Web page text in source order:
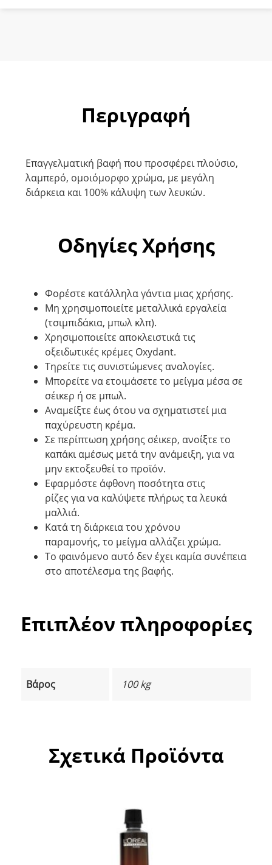
Περιγραφή
Επαγγελματική βαφή που προσφέρει πλούσιο,
λαμπερό, ομοιόμορφο χρώμα, με μεγάλη
διάρκεια και 100% κάλυψη των λευκών.
Οδηγίες Χρήσης
Φορέστε κατάλληλα γάντια μιας χρήσης.
Μη χρησιμοποιείτε μεταλλικά εργαλεία
(τσιμπιδάκια, μπωλ κλπ).
Χρησιμοποιείτε αποκλειστικά τις
οξειδωτικές κρέμες Oxydant.
Τηρείτε τις συνιστώμενες αναλογίες.
Μπορείτε να ετοιμάσετε το μείγμα μέσα σε
σέικερ ή σε μπωλ.
Αναμείξτε έως ότου να σχηματιστεί μια
παχύρευστη κρέμα.
Σε περίπτωση χρήσης σέικερ, ανοίξτε το
καπάκι αμέσως μετά την ανάμειξη, για να
μην εκτοξευθεί το προϊόν.
Εφαρμόστε άφθονη ποσότητα στις
ρίζες για να καλύψετε πλήρως τα λευκά
μαλλιά.
Κατά τη διάρκεια του χρόνου
παραμονής, το μείγμα αλλάζει χρώμα.
Το φαινόμενο αυτό δεν έχει καμία συνέπεια
στο αποτέλεσμα της βαφής.
Επιπλέον πληροφορίες
Βάρος 100 kg
Σχετικά Προϊόντα